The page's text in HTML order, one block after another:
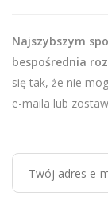
Najszybszym
bespośrednia
się tak, że nie
e-maila lub